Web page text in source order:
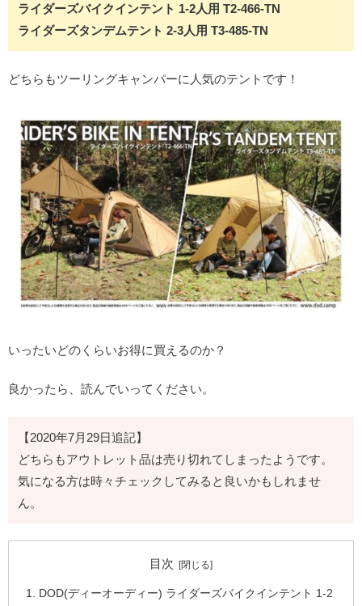
ライダーズバイクインテント 1-2人用 T2-466-TN
ライダーズタンデムテント 2-3人用 T3-485-TN
どちらもツーリングキャンパーに人気のテントです！
いったいどのくらいお得に買えるのか？
良かったら、読んでいってください。
【2020年7月29日追記】
どちらもアウトレット品は売り切れてしまったようです。
気になる方は時々チェックしてみると良いかもしれませ
ん。
目次
DOD(ディーオーディー) ライダーズバイクインテント 1-2